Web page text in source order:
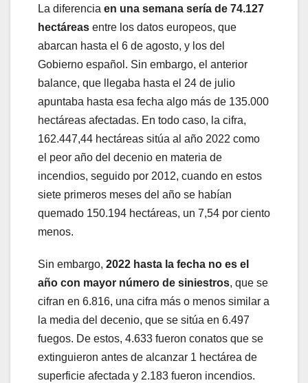
La diferencia en una semana sería de 74.127
hectáreas entre los datos europeos, que
abarcan hasta el 6 de agosto, y los del
Gobierno español. Sin embargo, el anterior
balance, que llegaba hasta el 24 de julio
apuntaba hasta esa fecha algo más de 135.000
hectáreas afectadas. En todo caso, la cifra,
162.447,44 hectáreas sitúa al año 2022 como
el peor año del decenio en materia de
incendios, seguido por 2012, cuando en estos
siete primeros meses del año se habían
quemado 150.194 hectáreas, un 7,54 por ciento
menos.
Sin embargo, 2022 hasta la fecha no es el
año con mayor número de siniestros, que se
cifran en 6.816, una cifra más o menos similar a
la media del decenio, que se sitúa en 6.497
fuegos. De estos, 4.633 fueron conatos que se
extinguieron antes de alcanzar 1 hectárea de
superficie afectada y 2.183 fueron incendios.